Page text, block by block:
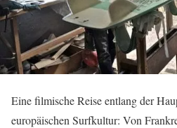
Eine filmische Reise entlang der
europäischen Surfkultur: Von